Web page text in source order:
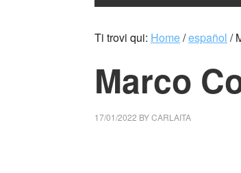
Ti trovi qui: Home/español /
Marco
17/01/2022 BYCARLAITA